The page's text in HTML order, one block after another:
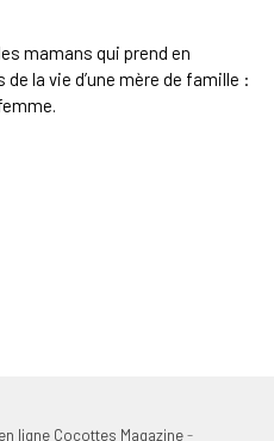
mamans qui prend en
la vie d’une mère de famille :
ligne Cocottes Magazine-